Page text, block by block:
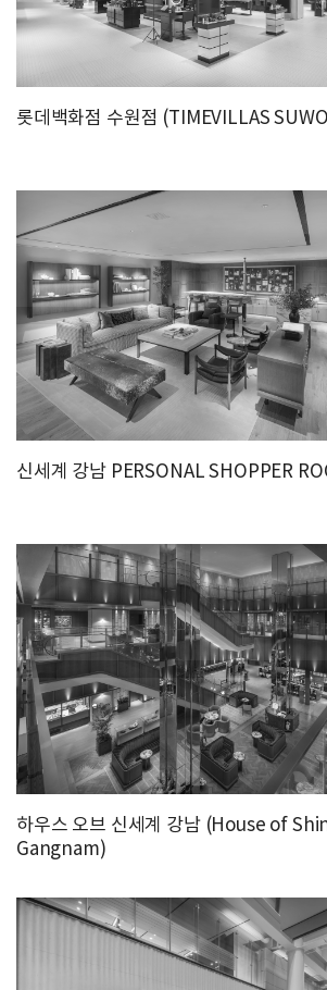
롯데백화점 수원점 (TIMEVILLAS
신세계 강남 PERSONAL SHOPPER
하우스 오브 신세계 강남 (House of
Gangnam)